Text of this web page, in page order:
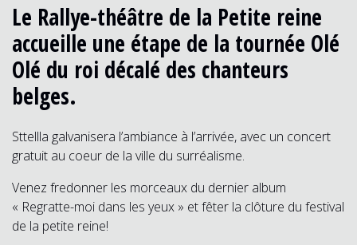
Le Rallye-théâtre de la Petite reine
accueille une étape de la tournée Olé
Olé du roi décalé des chanteurs
belges.
Sttellla galvanisera l’ambiance à l’arrivée, avec un concert
gratuit au coeur de la ville du surréalisme.
Venez fredonner les morceaux du dernier album
« Regratte-moi dans les yeux » et fêter la clôture du festival
de la petite reine!